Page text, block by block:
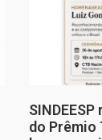
do Prêmio